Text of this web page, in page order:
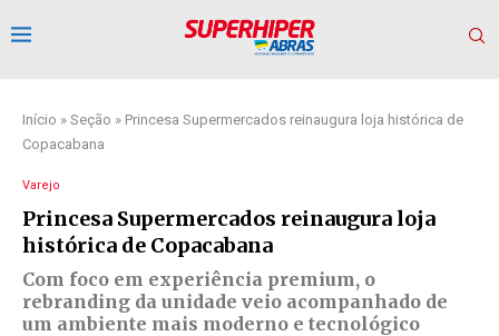
Início » Seção » Princesa Supermercados reinaugura loja histórica de
Copacabana
Varejo
Princesa Supermercados reinaugura loja
histórica de Copacabana
Com foco em experiência premium, o
rebranding da unidade veio acompanhado de
um ambiente mais moderno e tecnológico